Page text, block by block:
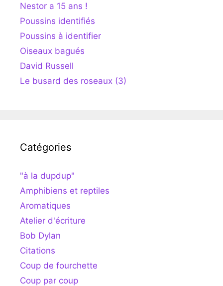
Nestor a 15 ans !
Poussins identifiés
Poussins à identifier
Oiseaux bagués
David Russell
Le busard des roseaux (3)
Catégories
"à la dupdup"
Amphibiens et reptiles
Aromatiques
Atelier d'écriture
Bob Dylan
Citations
Coup de fourchette
Coup par coup